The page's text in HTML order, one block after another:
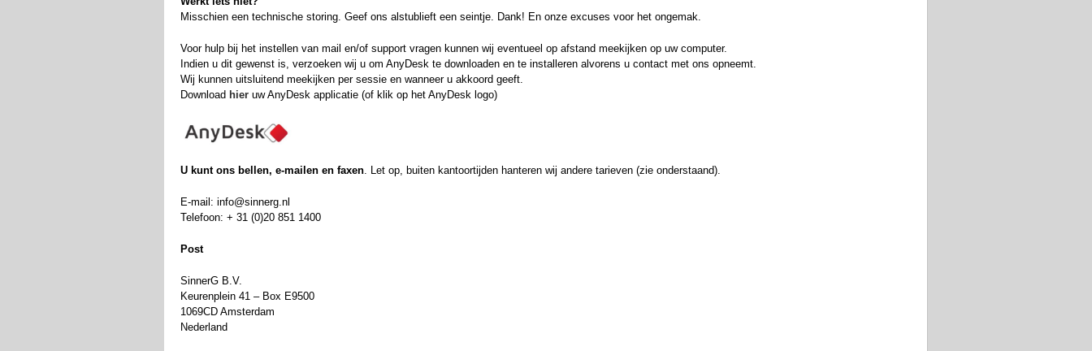
Misschien een technische storing. Geef ons alstublieft een seintje. Dank! En onze excuses voor het ongemak.
Voor hulp bij het instellen van mail en/of support vragen kunnen wij eventueel op afstand meekijken op uw computer.
Indien u dit gewenst is, verzoeken wij u om AnyDesk te downloaden en te installeren alvorens u contact met ons opneemt.
Wij kunnen uitsluitend meekijken per sessie en wanneer u akkoord geeft.
Download hier uw AnyDesk applicatie (of klik op het AnyDesk logo)
U kunt ons bellen, e-mailen en faxen. Let op, buiten kantoortijden hanteren wij andere tarieven (zie onderstaand).
E-mail: info@sinnerg.nl
Telefoon: + 31 (0)20 851 1400
Post
SinnerG B.V.
Keurenplein 41 – Box E9500
1069CD Amsterdam
Nederland